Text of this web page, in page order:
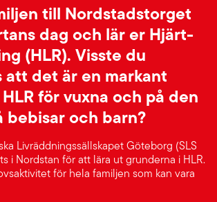
till Nordstadstorget
dag och lär er Hjärt-
(HLR). Visste du
att det är en markant
för vuxna och på den
bebisar och barn?
Livräddningssällskapet Göteborg (SLS
i Nordstan för att lära ut grunderna i HLR.
för hela familjen som kan vara